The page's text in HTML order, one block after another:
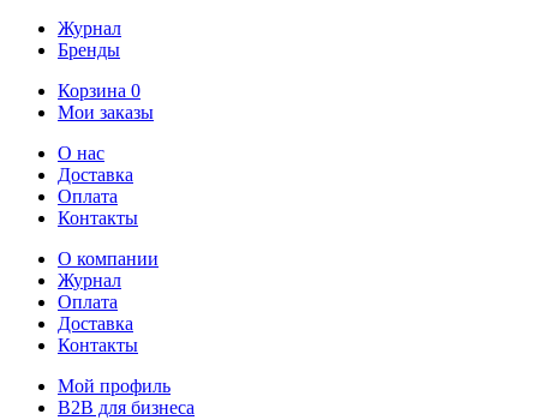
Журнал
Бренды
Корзина 0
Мои заказы
О нас
Доставка
Оплата
Контакты
О компании
Журнал
Оплата
Доставка
Контакты
Мой профиль
B2B для бизнеса